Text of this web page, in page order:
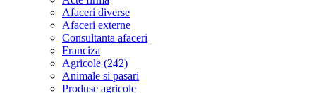
Afaceri diverse
Afaceri externe
Consultanta afaceri
Franciza
Agricole (242)
Animale si pasari
Produse agricole